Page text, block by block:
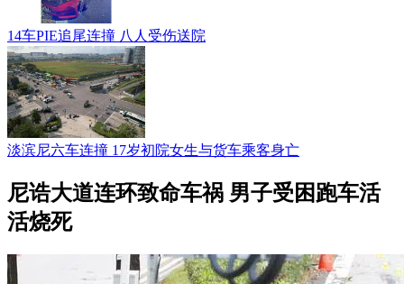
14车PIE追尾连撞 八人受伤送院
淡滨尼六车连撞 17岁初院女生与货车乘客身亡
尼诰大道连环致命车祸 男子受困跑车活
活烧死